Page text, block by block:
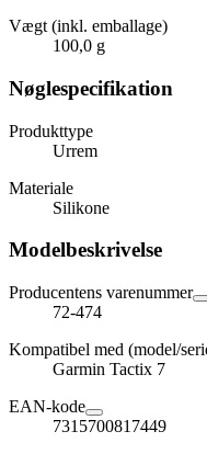
Vægt (inkl. emballage)
100,0 g
Nøglespecifikation
Produkttype
Urrem
Materiale
Silikone
Modelbeskrivelse
Producentens varenummer
72-474
Kompatibel med (model/
Garmin Tactix 7
EAN-kode
7315700817449